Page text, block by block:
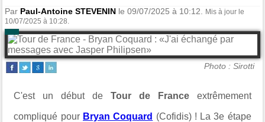
Par Paul-Antoine STEVENIN le 09/07/2025 à 10:12.
Mis à jour le
10/07/2025 à 10:28.
Photo : Sirotti
C'est un début de Tour de France extrêmement
compliqué pour Bryan Coquard (Cofidis) ! La 3e étape